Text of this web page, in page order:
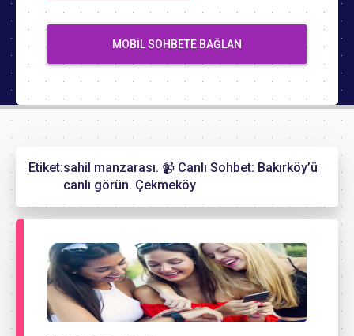
MOBIL SOHBETE BAĞLAN
Etiket:sahil manzarası. 📹 Canlı Sohbet: Bakırköy’ü
canlı görün. Çekmeköy